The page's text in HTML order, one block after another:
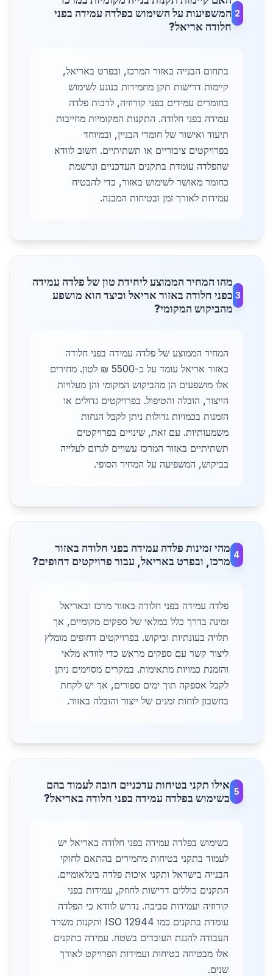
2 המשפיעות על השימוש בפלדה עמידה בפני
חלודה אריאל?
בתחום הבנייה באזור המרכז, ובפרט באריאל,
קיימות דרישות תקן מחמירות בנוגע לשימוש
בחומרים עמידים בפני קורוזיה, לרבות פלדה
עמידה בפני חלודה. התקנות המקומיות מחייבות
תיעוד ואישור של חומרי הבניין, ובמיוחד
בפרויקטים ציבוריים או תשתיתיים. חשוב לוודא
שהפלדה עומדת בתקנים העדכניים ונרשמת
כחומר מאושר לשימוש באזור, כדי להבטיח
עמידות לאורך זמן ובטיחות המבנה.
3
מהו המחיר הממוצע ליחידת טון של פלדה עמידה
בפני חלודה באזור אריאל וכיצד הוא מושפע
מהביקוש המקומי?
המחיר הממוצע של פלדה עמידה בפני חלודה
באזור אריאל עומד על כ-5500 ₪ לטון. מחירים
אלו מושפעים הן מהביקוש המקומי והן מעלויות
הייצור, הובלה והטיפול. בפרויקטים גדולים או
הזמנות בכמויות גדולות ניתן לקבל הנחות
משמעותיות. עם זאת, שינויים בפרויקטים
תשתיתיים באזור המרכז עשויים לגרום לעלייה
בביקוש, המשפיעה על המחיר הסופי.
4
מהי זמינות פלדה עמידה בפני חלודה באזור
מרכז, ובפרט באריאל, עבור פרויקטים דחופים?
פלדה עמידה בפני חלודה באזור מרכז ובאריאל
זמינה בדרך כלל במלאי של ספקים מקומיים, אך
תלויה בעונתיות וביקוש. בפרויקטים דחופים מומלץ
ליצור קשר עם ספקים מראש כדי לוודא מלאי
והזמנת כמויות מתאימות. במקרים מסוימים ניתן
לקבל אספקה תוך ימים ספורים, אך יש לקחת
בחשבון לוחות זמנים של ייצור והובלה באזור.
5
אילו תקני בטיחות עדכניים חובה לעמוד בהם
בשימוש בפלדה עמידה בפני חלודה באריאל?
בשימוש בפלדה עמידה בפני חלודה באריאל יש
לעמוד בתקני בטיחות מחמירים בהתאם לחוקי
הבנייה בישראל ותקני איכות פלדה בינלאומיים.
התקנים כוללים דרישות לחוזק, עמידות בפני
קורוזיה ועמידות סביבה. נדרש לוודא כי הפלדה
עומדת בתקנים כמו ISO 12944 ותקנות משרד
העבודה להגנת העובדים בשטח. עמידה בתקנים
אלו מבטיחה בטיחות ועמידות הפרויקט לאורך
שנים.